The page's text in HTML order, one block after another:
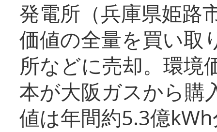
発電所（兵庫県姫路
価値の全量を買い取
所などに売却。環境
本が大阪ガスから購
値は年間約5.3億